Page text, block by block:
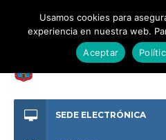
SEDE ELECTRÓNICA
Usamos cookies para
experiencia en nuestra web.
Aceptar